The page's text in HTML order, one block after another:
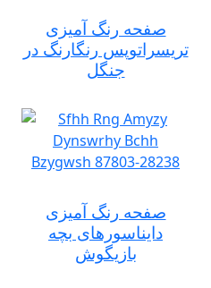
صفحه رنگ آمیزی
تریسراتوپس رنگارنگ در
جنگل
صفحه رنگ آمیزی
دایناسورهای بچه
بازیگوش